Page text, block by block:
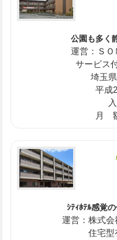
公園も多く
運営：ＳＯ
サービス
埼玉
平成
月
ｼﾃｨﾎﾃﾙ感覚
運営：株式
住宅型